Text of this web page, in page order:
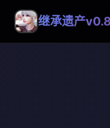
继承遗产